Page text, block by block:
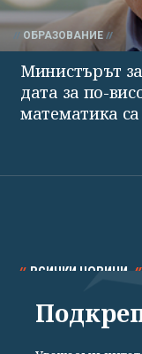
ОБРАЗОВАНИЕ
Министърът
дата за по-
математика
ВСИЧКИ НОВИНИ
СПОРТ